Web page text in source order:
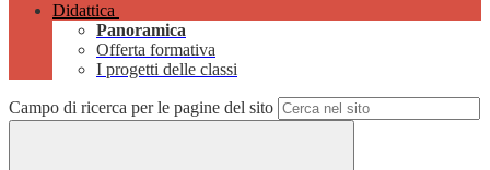
Didattica
Panoramica
Offerta formativa
I progetti delle classi
Campo di ricerca per le pagine del sito